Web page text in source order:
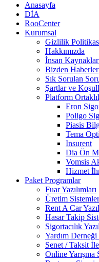
Anasayfa
DİA
RooCenter
Kurumsal
Gizlilik
Hakkımızda
İnsan
Bizden Haberler
Sık Sorulan
Şartlar ve
Platform
Eron
Poligo
Piasis
Tema
Insurent
Dia Ön
Vomsis
Hizmet
Paket Programlar
Fuar Yazılımları
Üretim
Rent A Car
Hasar Takip
Sigortacılık
Yardım
Senet / Taksit
Online Yarışma